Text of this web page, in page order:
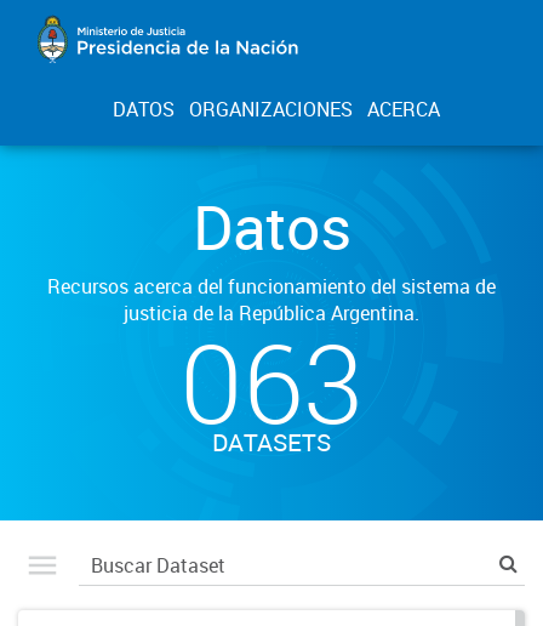
DATOS ORGANIZACIONES ACERCA
Datos
Recursos acerca del funcionamiento del sistema de
justicia de la República Argentina.
063
DATASETS